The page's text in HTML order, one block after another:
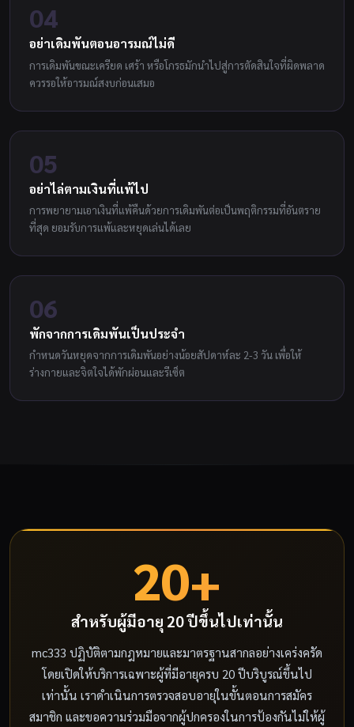
04
อย่าเดิมพันตอนอารมณ์ไม่ดี
การเดิมพันขณะเครียด เศร้า หรือโกรธมักนำไปสู่การตัดสินใจที่ผิดพลาด
ควรรอให้อารมณ์สงบก่อนเสมอ
05
อย่าไล่ตามเงินที่แพ้ไป
การพยายามเอาเงินที่แพ้คืนด้วยการเดิมพันต่อเป็นพฤติกรรมที่อันตราย
ที่สุด ยอมรับการแพ้และหยุดเล่นได้เลย
06
พักจากการเดิมพันเป็นประจำ
กำหนดวันหยุดจากการเดิมพันอย่างน้อยสัปดาห์ละ 2-3 วัน เพื่อให้
ร่างกายและจิตใจได้พักผ่อนและรีเซ็ต
20+
สำหรับผู้มีอายุ 20 ปีขึ้นไปเท่านั้น
mc333 ปฏิบัติตามกฎหมายและมาตรฐานสากลอย่างเคร่งครัด
โดยเปิดให้บริการเฉพาะผู้ที่มีอายุครบ 20 ปีบริบูรณ์ขึ้นไป
เท่านั้น เราดำเนินการตรวจสอบอายุในขั้นตอนการสมัคร
สมาชิก และขอความร่วมมือจากผู้ปกครองในการป้องกันไม่ให้ผู้